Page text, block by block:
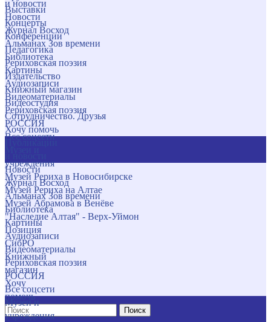
и новости
Новости
Журнал Восход
Альманах Зов времени
Библиотека
Картины
Аудиозаписи
Видеоматериалы
Рериховская поэзия
РОССИЯ
Все соцсети
учреждения
Музей Рериха в Новосибирске
Музей Рериха на Алтае
Музей Абрамова в Венёве
"Наследие Алтая" - Верх-Уймон
Позиция
СибРО
Книжный
магазин
Хочу
помочь
Поиск
Выставки
Концерты
Конференции
Педагогика
Рериховская поэзия
Издательство
Книжный магазин
Видеостудия
Сотрудничество. Друзья
Хочу помочь
Новости
Журнал Восход
Альманах Зов времени
Библиотека
Картины
Аудиозаписи
Видеоматериалы
Рериховская поэзия
РОССИЯ
Все соцсети
Музеи и
учреждения